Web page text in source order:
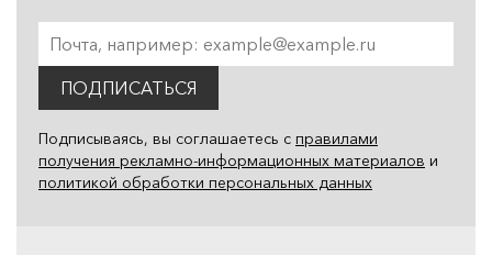
ПОДПИСАТЬСЯ
Подписываясь, вы соглашаетесь с правилами
получения рекламно-информационных материалов и
политикой обработки персональных данных